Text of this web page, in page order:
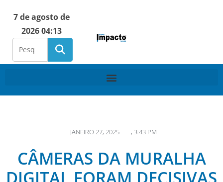
7 de agosto de
2026 04:13
JANEIRO 27, 2025 , 3:43 PM
CÂMERAS DA MURALHA